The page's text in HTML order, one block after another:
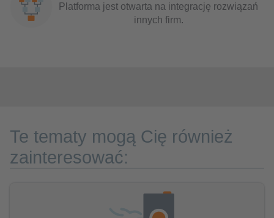
Platforma jest otwarta na integrację rozwiązań
innych firm.
Te tematy mogą Cię również
zainteresować: